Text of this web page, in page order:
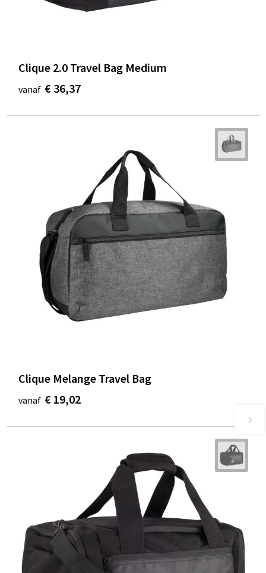
Clique 2.0 Travel Bag Medium
vanaf € 36,37
Clique Melange Travel Bag
vanaf € 19,02